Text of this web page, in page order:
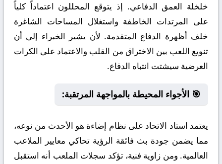
خلخلة العمق الدفاعي. إذ يتوقع المحللون اعتماداً كلياً
على المرتدات الخاطفة واستغلال المساحات الشاغرة
خلف أظهرة الدفاع المتقدمة. لأن يشير الخبراء إلى أن
تنويع اللعب بين الاختراق من القلب والاعتماد على الكرات
العرضية سيشتت انتباه الدفاع.
🎯 الأجواء المحيطة بالمواجهة المرتقبة:
يعتمد استاد الاتحاد على نظام إضاءة هو الأحدث من نوعه،
مما يضمن جودة بث فائقة الرؤية تحاكي معايير الملاعب
العالمية. ومن زاوية فنية، تؤكد سجلات الملعب أنه استقبل